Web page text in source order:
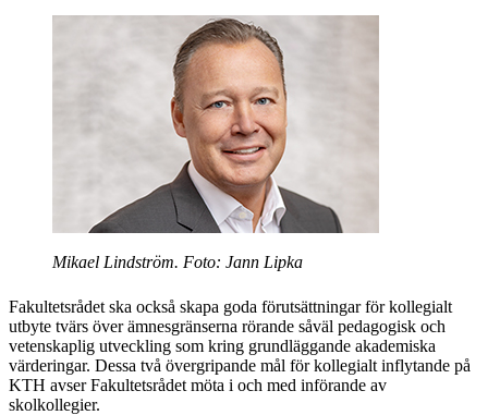
Mikael Lindström. Foto: Jann Lipka
Fakultetsrådet ska också skapa goda förutsättningar för kollegialt
utbyte tvärs över ämnesgränserna rörande såväl pedagogisk och
vetenskaplig utveckling som kring grundläggande akademiska
värderingar. Dessa två övergripande mål för kollegialt inflytande på
KTH avser Fakultetsrådet möta i och med införande av
skolkollegier.